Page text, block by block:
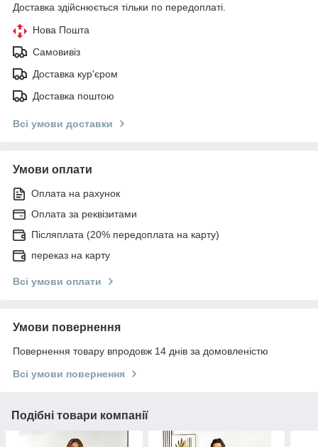
Доставка здійснюється тільки по передоплаті.
Нова Пошта
Самовивіз
Доставка кур'єром
Доставка поштою
Всі умови доставки
Умови оплати
Оплата на рахунок
Оплата за реквізитами
Післяплата (20% передоплата на карту)
переказ на карту
Всі умови оплати
Умови повернення
Повернення товару впродовж 14 днів за домовленістю
Всі умови повернення
Подібні товари компанії